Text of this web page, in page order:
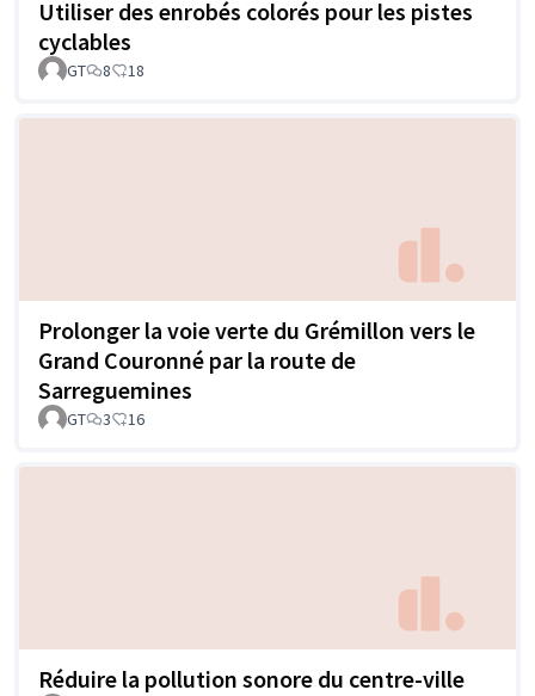
Utiliser des enrobés colorés pour les pistes
cyclables
GT 8 18
Prolonger la voie verte du Grémillon vers le
Grand Couronné par la route de
Sarreguemines
GT 3 16
Réduire la pollution sonore du centre-ville